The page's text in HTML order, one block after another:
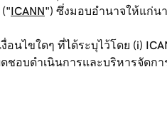
("ICANN") ซึ่งมอบอำนาจให้แก่น
ไขใดๆ ที่ได้ระบุไว้โดย (i)
ชอบดำเนินการและบริหารจัด